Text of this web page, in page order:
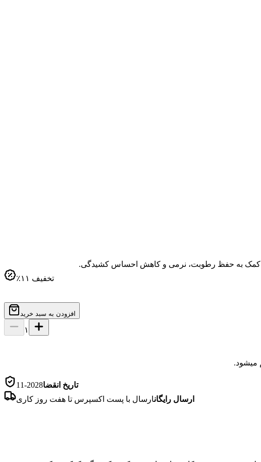
٪۱۱ تخفیف
افزودن به سبد خرید
۱
میشود.
تاریخ انقضا2028-11
ارسال رایگانارسال با پست اکسپرس تا هفت روز کاری